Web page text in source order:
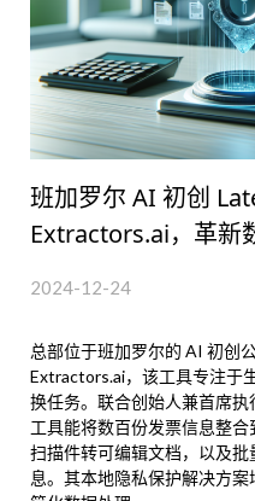
班加罗尔 AI 初创
Extractors.ai，革新
2024-12-24
总部位于班加罗尔的 AI 初创
Extractors.ai，该工具专注于
换任务。联合创始人兼首席
工具能将数百份发票信息整合
扫描件转可编辑文档，以及
息。其本地隐私保护解决方